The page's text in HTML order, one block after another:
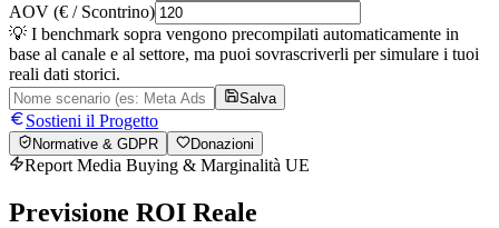
AOV (€ / Scontrino)
💡 I benchmark sopra vengono precompilati automaticamente in
base al canale e al settore, ma puoi sovrascriverli per simulare i tuoi
reali dati storici.
Salva
Sostieni il Progetto
Normative & GDPR Donazioni
Report Media Buying & Marginalità UE
Previsione ROI Reale